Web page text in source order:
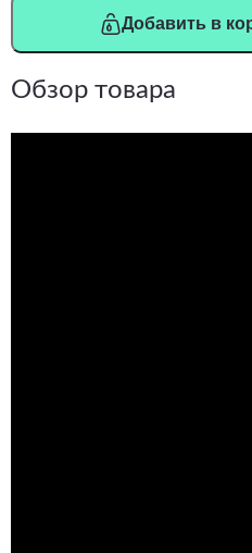
Добавить в
Обзор товара